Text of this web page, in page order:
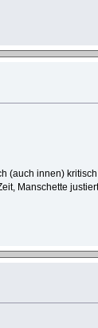
(auch innen)
Manschette